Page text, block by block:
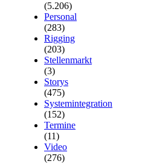
(5.206)
Personal
(283)
Rigging
(203)
Stellenmarkt
(3)
Storys
(475)
Systemintegration
(152)
Termine
(11)
Video
(276)